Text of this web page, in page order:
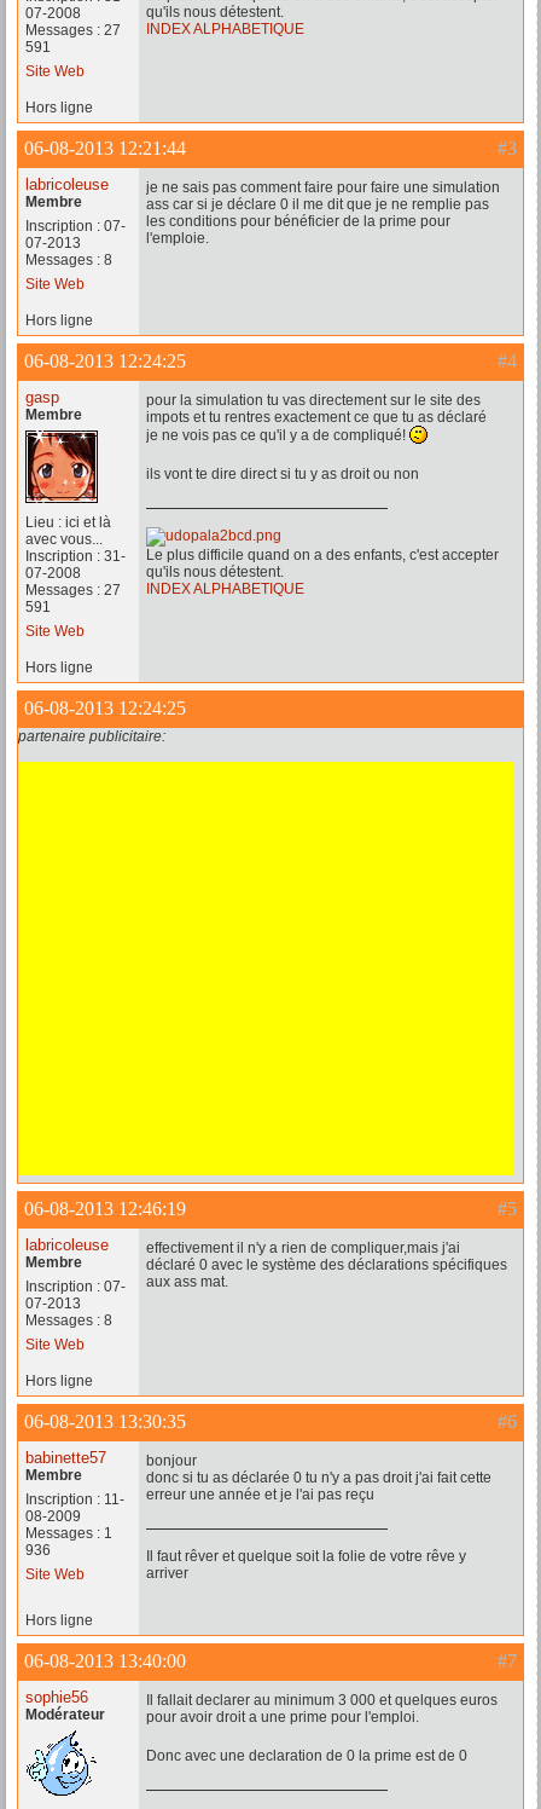
07-2008
Messages : 27
591
Site Web
qu'ils nous détestent.
INDEX ALPHABETIQUE
Hors ligne
#3
06-08-2013 12:21:44
labricoleuse
Membre
Inscription : 07-
07-2013
Messages : 8
Site Web
je ne sais pas comment faire pour faire une simulation
ass car si je déclare 0 il me dit que je ne remplie pas
les conditions pour bénéficier de la prime pour
l'emploie.
Hors ligne
#4
06-08-2013 12:24:25
gasp
Membre
Lieu : ici et là
avec vous...
Inscription : 31-
07-2008
Messages : 27
591
Site Web
pour la simulation tu vas directement sur le site des
impots et tu rentres exactement ce que tu as déclaré
je ne vois pas ce qu'il y a de compliqué!
ils vont te dire direct si tu y as droit ou non
Le plus difficile quand on a des enfants, c'est accepter
qu'ils nous détestent.
INDEX ALPHABETIQUE
Hors ligne
06-08-2013 12:24:25
partenaire publicitaire:
#5
06-08-2013 12:46:19
labricoleuse
Membre
Inscription : 07-
07-2013
Messages : 8
Site Web
effectivement il n'y a rien de compliquer,mais j'ai
déclaré 0 avec le système des déclarations spécifiques
aux ass mat.
Hors ligne
#6
06-08-2013 13:30:35
babinette57
Membre
Inscription : 11-
08-2009
Messages : 1
936
Site Web
bonjour
donc si tu as déclarée 0 tu n'y a pas droit j'ai fait cette
erreur une année et je l'ai pas reçu
Il faut rêver et quelque soit la folie de votre rêve y
arriver
Hors ligne
#7
06-08-2013 13:40:00
sophie56
Modérateur
Il fallait declarer au minimum 3 000 et quelques euros
pour avoir droit a une prime pour l'emploi.
Donc avec une declaration de 0 la prime est de 0